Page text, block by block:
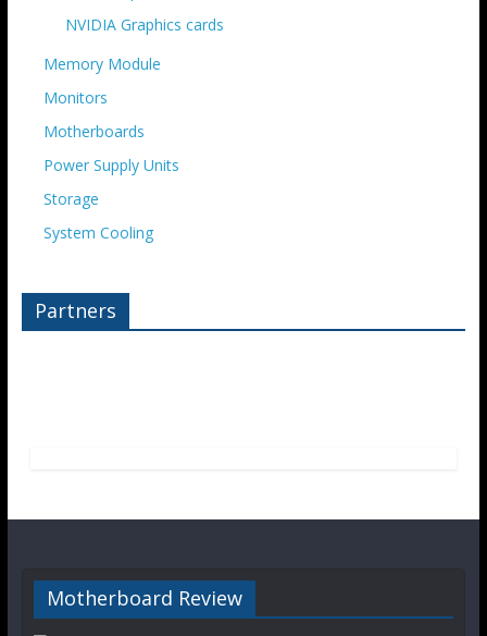
NVIDIA Graphics cards
Memory Module
Monitors
Motherboards
Power Supply Units
Storage
System Cooling
Partners
Motherboard Review